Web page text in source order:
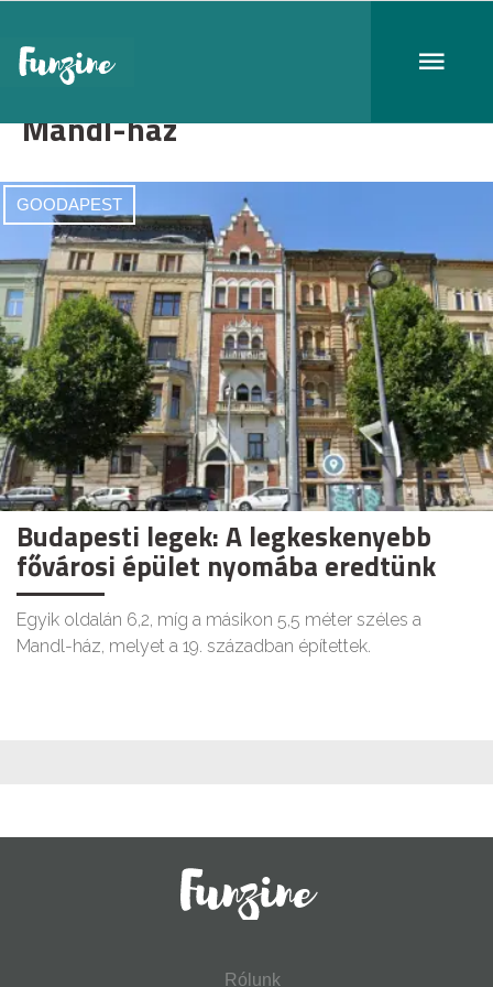
Mandl-ház
GOODAPEST
Budapesti legek: A legkeskenyebb
fővárosi épület nyomába eredtünk
Egyik oldalán 6,2, míg a másikon 5,5 méter széles a
Mandl-ház, melyet a 19. században építettek.
Rólunk